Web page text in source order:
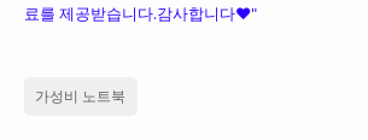
료를 제공받습니다.감사합니다❤️"
가성비 노트북